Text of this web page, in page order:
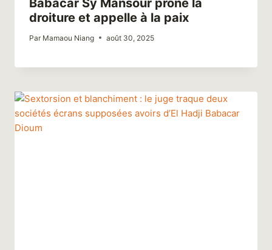
Babacar Sy Mansour prône la
droiture et appelle à la paix
Par Mamaou Niang août 30, 2025